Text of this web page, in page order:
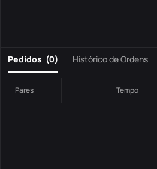
Pedidos (0) Histórico de Ordens
Pares Tempo